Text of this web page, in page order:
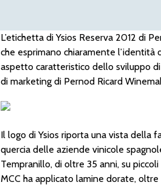
L’etichetta di Ysios Reserva 2012 di
che esprimano chiaramente l’identità
aspetto caratteristico dello sviluppo
di marketing di Pernod Ricard
Il logo di Ysios riporta una vista della
quercia delle aziende vinicole
Tempranillo, di oltre 35 anni, su
MCC ha applicato lamine dorate,